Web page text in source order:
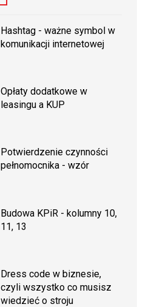
Hashtag - ważne symbol w
komunikacji internetowej
Opłaty dodatkowe w
leasingu a KUP
Potwierdzenie czynności
pełnomocnika - wzór
Budowa KPiR - kolumny 10,
11, 13
Dress code w biznesie,
czyli wszystko co musisz
wiedzieć o stroju